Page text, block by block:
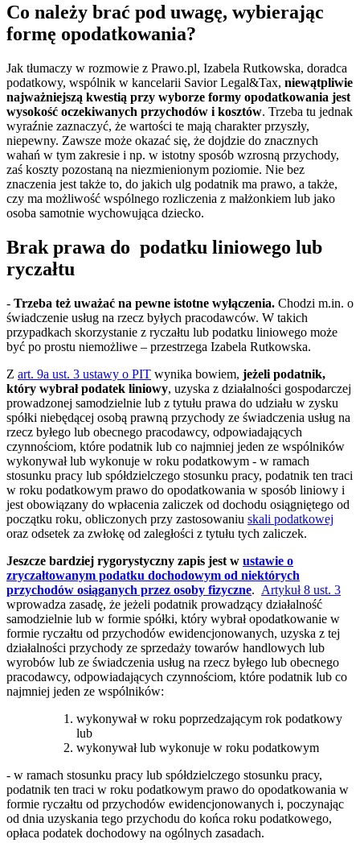
Co należy brać pod uwagę, wybierając
formę opodatkowania?
Jak tłumaczy w rozmowie z Prawo.pl, Izabela Rutkowska, doradca
podatkowy, wspólnik w kancelarii Savior Legal&Tax, niewątpliwie
najważniejszą kwestią przy wyborze formy opodatkowania jest
wysokość oczekiwanych przychodów i kosztów. Trzeba tu jednak
wyraźnie zaznaczyć, że wartości te mają charakter przyszły,
niepewny. Zawsze może okazać się, że dojdzie do znacznych
wahań w tym zakresie i np. w istotny sposób wzrosną przychody,
zaś koszty pozostaną na niezmienionym poziomie. Nie bez
znaczenia jest także to, do jakich ulg podatnik ma prawo, a także,
czy ma możliwość wspólnego rozliczenia z małżonkiem lub jako
osoba samotnie wychowująca dziecko.
Brak prawa do podatku liniowego lub
ryczałtu
- Trzeba też uważać na pewne istotne wyłączenia. Chodzi m.in. o
świadczenie usług na rzecz byłych pracodawców. W takich
przypadkach skorzystanie z ryczałtu lub podatku liniowego może
być po prostu niemożliwe – przestrzega Izabela Rutkowska.
Z art. 9a ust. 3 ustawy o PIT wynika bowiem, jeżeli podatnik,
który wybrał podatek liniowy, uzyska z działalności gospodarczej
prowadzonej samodzielnie lub z tytułu prawa do udziału w zysku
spółki niebędącej osobą prawną przychody ze świadczenia usług na
rzecz byłego lub obecnego pracodawcy, odpowiadających
czynnościom, które podatnik lub co najmniej jeden ze wspólników
wykonywał lub wykonuje w roku podatkowym - w ramach
stosunku pracy lub spółdzielczego stosunku pracy, podatnik ten traci
w roku podatkowym prawo do opodatkowania w sposób liniowy i
jest obowiązany do wpłacenia zaliczek od dochodu osiągniętego od
początku roku, obliczonych przy zastosowaniu skali podatkowej
oraz odsetek za zwłokę od zaległości z tytułu tych zaliczek.
Jeszcze bardziej rygorystyczny zapis jest w ustawie o
zryczałtowanym podatku dochodowym od niektórych
przychodów osiąganych przez osoby fizyczne. Artykuł 8 ust. 3
wprowadza zasadę, że jeżeli podatnik prowadzący działalność
samodzielnie lub w formie spółki, który wybrał opodatkowanie w
formie ryczałtu od przychodów ewidencjonowanych, uzyska z tej
działalności przychody ze sprzedaży towarów handlowych lub
wyrobów lub ze świadczenia usług na rzecz byłego lub obecnego
pracodawcy, odpowiadających czynnościom, które podatnik lub co
najmniej jeden ze wspólników:
wykonywał w roku poprzedzającym rok podatkowy
lub
wykonywał lub wykonuje w roku podatkowym
- w ramach stosunku pracy lub spółdzielczego stosunku pracy,
podatnik ten traci w roku podatkowym prawo do opodatkowania w
formie ryczałtu od przychodów ewidencjonowanych i, poczynając
od dnia uzyskania tego przychodu do końca roku podatkowego,
opłaca podatek dochodowy na ogólnych zasadach.